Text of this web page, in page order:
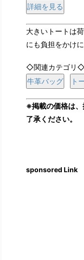
詳細を見る
大きいトートは
にも負担をかけ
◇関連カテゴリ◇
牛革バッグ
ト
※掲載の価格は
了承ください。
sponsored Link